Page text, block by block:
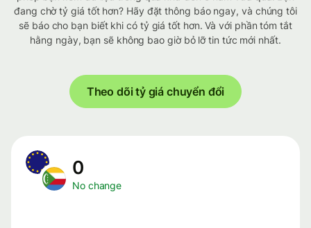
đang chờ tỷ giá tốt hơn? Hãy đặt thông báo ngay, và chúng tôi
sẽ báo cho bạn biết khi có tỷ giá tốt hơn. Và với phần tóm tắt
hằng ngày, bạn sẽ không bao giờ bỏ lỡ tin tức mới nhất.
Theo dõi tỷ giá chuyển đổi
0
No change